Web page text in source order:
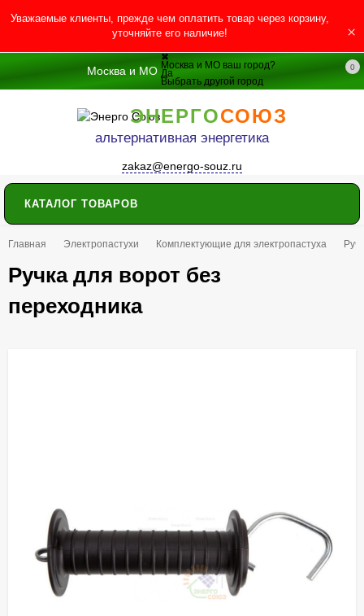
Уважаемые клиенты, прежде чем оплатить товар через корзину,
уточняйте его наличие!
×
Москва и МО
✖
Москва и МО ваш город?
Да
Выбрать другой город
0
ЭНЕРГОСОЮЗ
альтернативная энергетика
zakaz@energo-souz.ru
КАТАЛОГ ТОВАРОВ
Главная Электропастухи Комплектующие для электропастуха
Ручка для ворот без
переходника